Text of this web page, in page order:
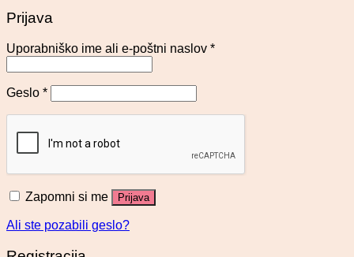
Prijava
Uporabniško ime ali e-poštni naslov *
Geslo *
Zapomni si me Prijava
Ali ste pozabili geslo?